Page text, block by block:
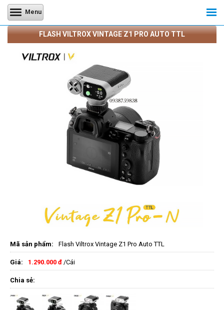
Menu
FLASH VILTROX VINTAGE Z1 PRO AUTO TTL
Mã sản phẩm: Flash Viltrox Vintage Z1 Pro Auto TTL
Giá: 1.290.000 đ /Cái
Chia sẻ: